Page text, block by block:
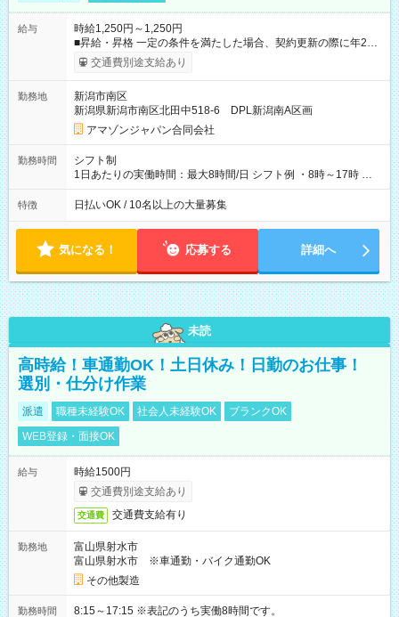
給与
時給1,250円～1,250円
■昇給・昇格 一定の条件を満たした場合、契約更新の際に年2回
まで昇給の機会があります。 ■正社員登用制度あり ※月末締/翌
月25日支払い ※時間外手当、別途支給 ※深夜割増賃金 (22:00～
☆Amazon直雇用で安定して働けます！ 【試用期間】試用期間
あり 試用期間の長さ：1週間 雇用形態、給与は本採用時と同じ
です。
交通費別途支給あり
勤務地
新潟市南区
新潟県新潟市南区北田中518-6 DPL新潟南A区画
アマゾンジャパン合同会社
勤務時間
シフト制
1日あたりの実働時間：最大8時間/日 シフト例 ・8時～17時 ・
12時～21時
特徴 日払いOK / 10名以上の大量募集
気になる！ 応募する 詳細へ
未読
高時給！車通勤OK！土日休み！日勤のお仕事！
選別・仕分け作業
派遣 職種未経験OK 社会人未経験OK
ブランクOK
WEB登録・面接OK
給与
時給1500円
交通費別途支給あり
交通費 交通費支給有り
勤務地
富山県射水市
富山県射水市 ※車通勤・バイク通勤OK
その他製造
勤務時間 8:15～17:15 ※表記のうち実働8時間です。